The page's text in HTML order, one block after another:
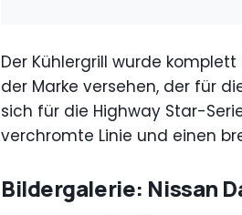
Der Kühlergrill wurde
der Marke versehen, der für
sich für die Highway Star-
verchromte Linie und einen
Bildergalerie: Nissan